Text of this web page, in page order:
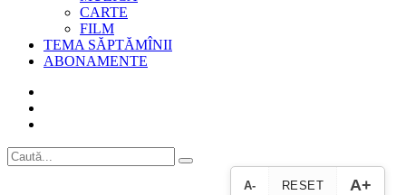
CARTE
FILM
TEMA SĂPTĂMÎNII
ABONAMENTE
A- RESET A+